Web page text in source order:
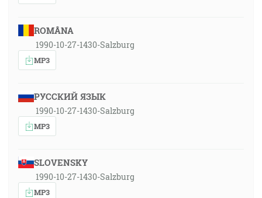
ROMÂNA
1990-10-27-1430-Salzburg
MP3
РУССКИЙ ЯЗЫК
1990-10-27-1430-Salzburg
MP3
SLOVENSKY
1990-10-27-1430-Salzburg
MP3